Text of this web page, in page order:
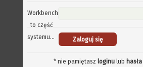
Workbench
to część
systemu...
* nie pamiętasz loginu lub hasła